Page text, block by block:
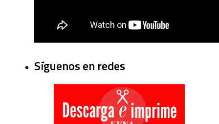
Síguenos en redes